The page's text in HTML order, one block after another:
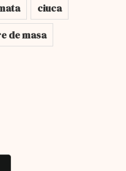
ciuca
de masa